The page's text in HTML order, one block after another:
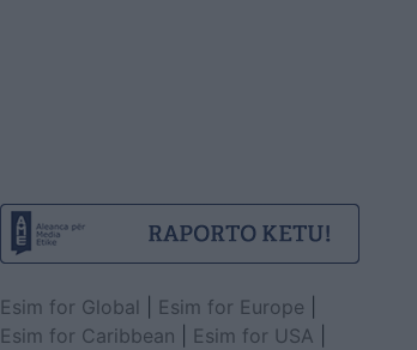
Esim for Global Esim for Europe
Esim for Caribbean
Esim for USA